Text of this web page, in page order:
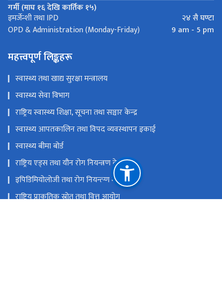
गर्मी (माघ १६ देखि कार्तिक १५)
इमर्जेन्शी तथा IPD
२४ सै घण्टा
OPD & Administration (Monday-Friday)
9 am - 5 pm
महत्त्वपूर्ण लिङ्कहरू
स्वास्थ्य तथा खाद्य सुरक्षा मन्त्रालय
स्वास्थ्य सेवा विभाग
राष्ट्रिय स्वास्थ्य शिक्षा, सूचना तथा सञ्चार केन्द्र
स्वास्थ्य आपतकालिन तथा विपद व्यवस्थापन इकाई
स्वास्थ्य बीमा बोर्ड
राष्ट्रिय एड्स तथा यौन रोग नियन्त्रण केन्द्र
इपिडिमियोलोजी तथा रोग नियन्त्र्‍ण महाशाखा
राष्ट्रिय प्राकृतिक स्रोत तथा वित्त आयोग